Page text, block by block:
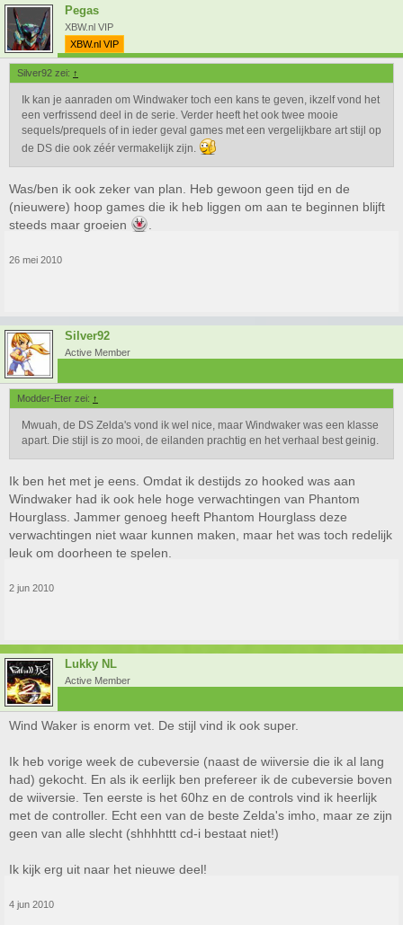
Pegas
XBW.nl VIP
XBW.nl VIP
Silver92 zei: ↑
Ik kan je aanraden om Windwaker toch een kans te geven, ikzelf vond het
een verfrissend deel in de serie. Verder heeft het ook twee mooie
sequels/prequels of in ieder geval games met een vergelijkbare art stijl op
de DS die ook zéér vermakelijk zijn.
Was/ben ik ook zeker van plan. Heb gewoon geen tijd en de
(nieuwere) hoop games die ik heb liggen om aan te beginnen blijft
steeds maar groeien
26 mei 2010
Silver92
Active Member
Modder-Eter zei: ↑
Mwuah, de DS Zelda's vond ik wel nice, maar Windwaker was een klasse
apart. Die stijl is zo mooi, de eilanden prachtig en het verhaal best geinig.
Ik ben het met je eens. Omdat ik destijds zo hooked was aan
Windwaker had ik ook hele hoge verwachtingen van Phantom
Hourglass. Jammer genoeg heeft Phantom Hourglass deze
verwachtingen niet waar kunnen maken, maar het was toch redelijk
leuk om doorheen te spelen.
2 jun 2010
Lukky NL
Active Member
Wind Waker is enorm vet. De stijl vind ik ook super.
Ik heb vorige week de cubeversie (naast de wiiversie die ik al lang
had) gekocht. En als ik eerlijk ben prefereer ik de cubeversie boven
de wiiversie. Ten eerste is het 60hz en de controls vind ik heerlijk
met de controller. Echt een van de beste Zelda's imho, maar ze zijn
geen van alle slecht (shhhhttt cd-i bestaat niet!)
Ik kijk erg uit naar het nieuwe deel!
4 jun 2010